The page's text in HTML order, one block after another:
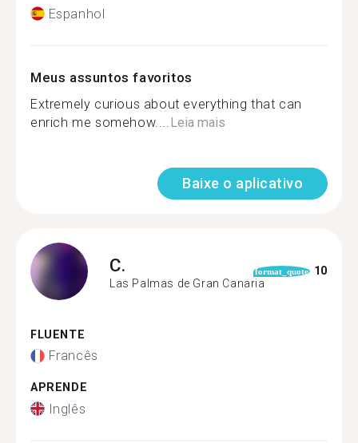
Espanhol
Meus assuntos favoritos
Extremely curious about everything that can
enrich me somehow.... Leia mais
Baixe o aplicativo
C.
Las Palmas de Gran Canaria
format_quote 10
FLUENTE
Francês
APRENDE
Inglês